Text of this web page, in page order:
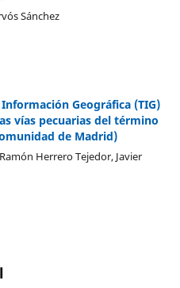
Sánchez
Geográfica (TIG)
vías pecuarias del término
de Madrid)
Herrero Tejedor, Javier